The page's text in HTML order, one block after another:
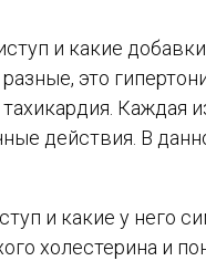
и какие
это
Каждая
действия. В
и какие у него
холестерина и